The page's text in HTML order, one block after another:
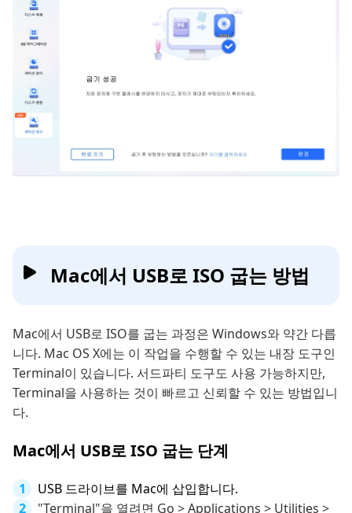
Mac에서 USB로 ISO 굽는 방법
Mac에서 USB로 ISO를 굽는 과정은 Windows와 약간 다릅
니다. Mac OS X에는 이 작업을 수행할 수 있는 내장 도구인
Terminal이 있습니다. 서드파티 도구도 사용 가능하지만,
Terminal을 사용하는 것이 빠르고 신뢰할 수 있는 방법입니
다.
Mac에서 USB로 ISO 굽는 단계
USB 드라이브를 Mac에 삽입합니다.
"Terminal"을 열려면 Go > Applications > Utilities >